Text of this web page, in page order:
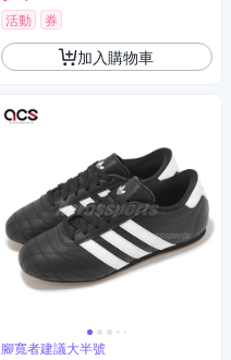
活動 券
加入購物車
腳寬者建議大半號